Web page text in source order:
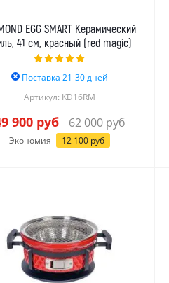
EGG SMART Керамический
41 см, красный (red magic)
Поставка 21-30 дней
Артикул: KD16RM
900руб 62 000руб
Экономия 12 100 руб